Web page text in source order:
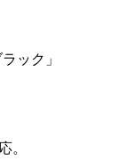
ック」